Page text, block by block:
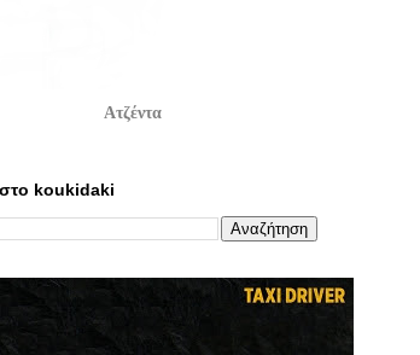
Ατζέντα
koukidaki